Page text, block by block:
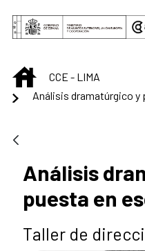
Skip to Main Content
INICIOCCE - LIMA
Análisis dramatúrgico y
Análisis
puesta en
Taller de